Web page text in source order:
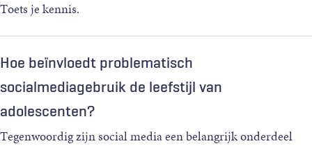
Toets je kennis.
Hoe beïnvloedt problematisch
socialmediagebruik de leefstijl van
adolescenten?
Tegenwoordig zijn social media een belangrijk onderdeel